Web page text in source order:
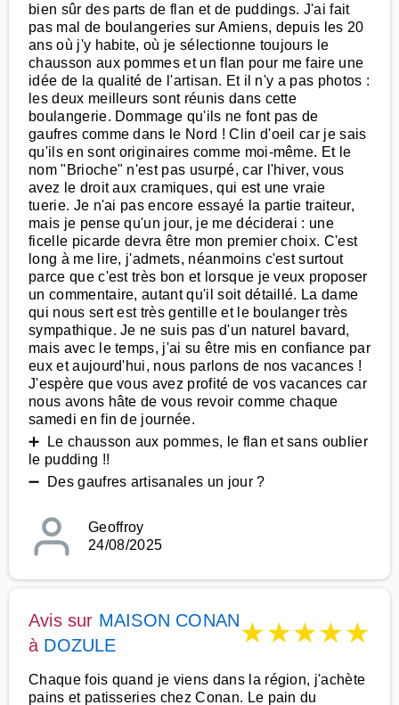
bien sûr des parts de flan et de puddings. J'ai fait
pas mal de boulangeries sur Amiens, depuis les 20
ans où j'y habite, où je sélectionne toujours le
chausson aux pommes et un flan pour me faire une
idée de la qualité de l'artisan. Et il n'y a pas photos :
les deux meilleurs sont réunis dans cette
boulangerie. Dommage qu'ils ne font pas de
gaufres comme dans le Nord ! Clin d'oeil car je sais
qu'ils en sont originaires comme moi-même. Et le
nom "Brioche" n'est pas usurpé, car l'hiver, vous
avez le droit aux cramiques, qui est une vraie
tuerie. Je n'ai pas encore essayé la partie traiteur,
mais je pense qu'un jour, je me déciderai : une
ficelle picarde devra être mon premier choix. C'est
long à me lire, j'admets, néanmoins c'est surtout
parce que c'est très bon et lorsque je veux proposer
un commentaire, autant qu'il soit détaillé. La dame
qui nous sert est très gentille et le boulanger très
sympathique. Je ne suis pas d'un naturel bavard,
mais avec le temps, j'ai su être mis en confiance par
eux et aujourd'hui, nous parlons de nos vacances !
J'espère que vous avez profité de vos vacances car
nous avons hâte de vous revoir comme chaque
samedi en fin de journée.
➕ Le chausson aux pommes, le flan et sans oublier
le pudding !!
➖ Des gaufres artisanales un jour ?
Geoffroy
24/08/2025
Avis sur MAISON CONAN
à DOZULE ★★★★★
Chaque fois quand je viens dans la région, j'achète
pains et patisseries chez Conan. Le pain du